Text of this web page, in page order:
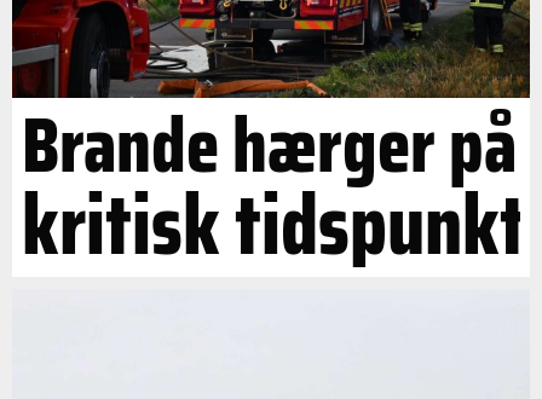
Brande hærger på
kritisk tidspunkt